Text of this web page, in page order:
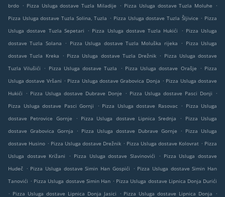
brdo . Pizza Usluga dostave Tuzla Miladije . Pizza Usluga dostave Tuzla Moluhe
.
Pizza Usluga dostave Tuzla Solina, Tuzla . Pizza Usluga dostave Tuzla Šljivice . Pizza
Usluga dostave Tuzla Sepetari
. Pizza Usluga dostave Tuzla Hukići . Pizza Usluga
dostave Tuzla Solana
. Pizza Usluga dostave Tuzla Moluška rijeka . Pizza Usluga
dostave Tuzla Kreka
. Pizza Usluga dostave Tuzla Drežnik . Pizza Usluga dostave
Tuzla Vilušići
. Pizza Usluga dostave Tuzla . Pizza Usluga dostave Orašje . Pizza
Usluga dostave Vršani . Pizza Usluga dostave Grabovica Donja . Pizza Usluga dostave
Hukići
. Pizza Usluga dostave Dubrave Donje . Pizza Usluga dostave Pasci Donji
.
Pizza Usluga dostave Pasci Gornji
. Pizza Usluga dostave Rasovac . Pizza Usluga
dostave Petrovice Gornje
. Pizza Usluga dostave Lipnica Srednja .
Pizza Usluga
dostave Grabovica Gornja
. Pizza Usluga dostave Dubrave Gornje . Pizza Usluga
dostave Husino . Pizza Usluga dostave Drežnik . Pizza Usluga dostave Kolovrat . Pizza
Usluga dostave Križani
. Pizza Usluga dostave Slavinovići . Pizza Usluga dostave
Hudeč . Pizza Usluga dostave Simin Han Gospići . Pizza Usluga dostave Simin Han
Tanovići . Pizza Usluga dostave Simin Han . Pizza Usluga dostave Lipnica Donja Durići
. Pizza Usluga dostave Lipnica Donja Jasici . Pizza Usluga dostave Lipnica Donja .